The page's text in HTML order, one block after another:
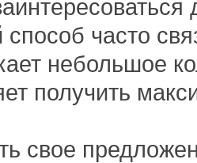
часто
небольшое
получить
свое